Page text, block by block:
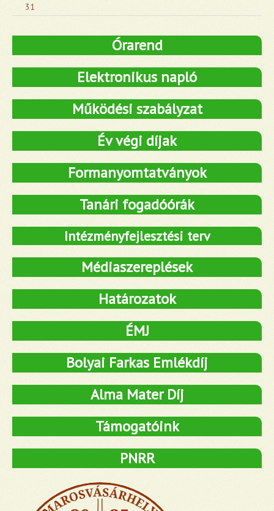
31
Órarend
Elektronikus napló
Működési szabályzat
Év végi díjak
Formanyomtatványok
Tanári fogadóórák
Intézményfejlesztési terv
Médiaszereplések
Határozatok
ÉMJ
Bolyai Farkas Emlékdíj
Alma Mater Díj
Támogatóink
PNRR